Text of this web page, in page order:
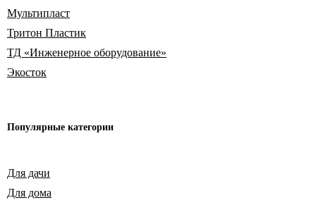
Мультипласт
Тритон Пластик
ТД «Инженерное оборудование»
Экосток
Популярные категории
Для дачи
Для дома